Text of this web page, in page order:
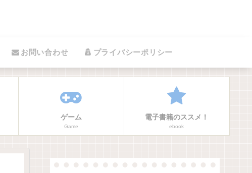
お問い合わせ プライバシーポリシー
ゲーム
Game
電子書籍のススメ！
ebook